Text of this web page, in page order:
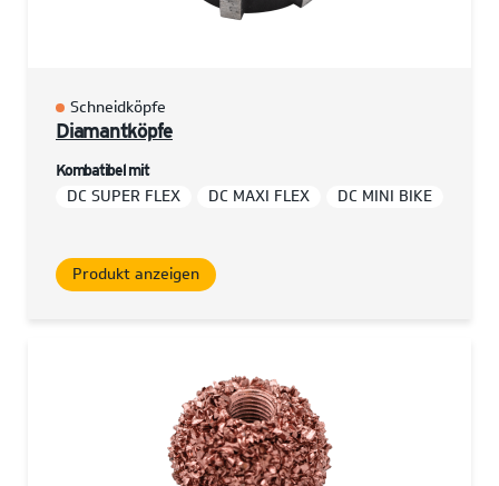
Schneidköpfe
Diamantköpfe
Kombatibel mit
DC SUPER FLEX DC MAXI FLEX DC MINI BIKE
Produkt anzeigen